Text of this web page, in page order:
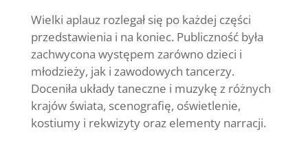
Wielki aplauz rozlegał się po każdej części
przedstawienia i na koniec. Publiczność była
zachwycona występem zarówno dzieci i
młodzieży, jak i zawodowych tancerzy.
Doceniła układy taneczne i muzykę z różnych
krajów świata, scenografię, oświetlenie,
kostiumy i rekwizyty oraz elementy narracji.